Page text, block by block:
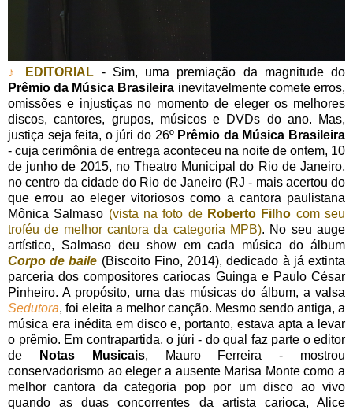
♪ EDITORIAL - Sim, uma premiação da magnitude do
Prêmio da Música Brasileira inevitavelmente comete erros,
omissões e injustiças no momento de eleger os melhores
discos, cantores, grupos, músicos e DVDs do ano. Mas,
justiça seja feita, o júri do 26º Prêmio da Música Brasileira
- cuja cerimônia de entrega aconteceu na noite de ontem, 10
de junho de 2015, no Theatro Municipal do Rio de Janeiro,
no centro da cidade do Rio de Janeiro (RJ - mais acertou do
que errou ao eleger vitoriosos como a cantora paulistana
Mônica Salmaso (vista na foto de Roberto Filho com seu
troféu de melhor cantora da categoria MPB). No seu auge
artístico, Salmaso deu show em cada música do álbum
Corpo de baile (Biscoito Fino, 2014), dedicado à já extinta
parceria dos compositores cariocas Guinga e Paulo César
Pinheiro. A propósito, uma das músicas do álbum, a valsa
Sedutora, foi eleita a melhor canção. Mesmo sendo antiga, a
música era inédita em disco e, portanto, estava apta a levar
o prêmio. Em contrapartida, o júri - do qual faz parte o editor
de
Notas Musicais, Mauro Ferreira - mostrou
conservadorismo ao eleger a ausente Marisa Monte como a
melhor cantora da categoria pop por um disco ao vivo
quando as duas concorrentes da artista carioca, Alice